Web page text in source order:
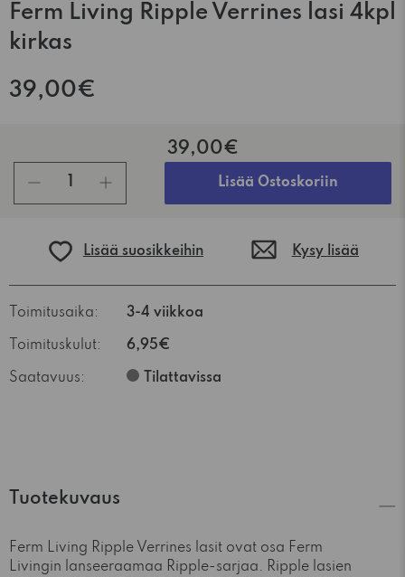
Ferm Living Ripple Verrines lasi 4kpl
kirkas
39,00€
39,00€
Lisää Ostoskoriin
Lisää suosikkeihin Kysy lisää
Toimitusaika: 3-4 viikkoa
Toimituskulut: 6,95€
Saatavuus: Tilattavissa
Tuotekuvaus
Ferm Living Ripple Verrines lasit ovat osa Ferm
Livingin lanseeraamaa Ripple-sarjaa. Ripple lasien